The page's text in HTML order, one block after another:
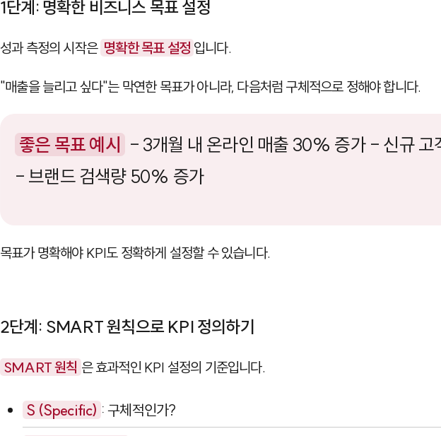
1단계: 명확한 비즈니스 목표 설정
성과 측정의 시작은 명확한 목표 설정 입니다.
"매출을 늘리고 싶다"는 막연한 목표가 아니라, 다음처럼 구체적으로 정해야 합니다.
좋은 목표 예시 - 3개월 내 온라인 매출 30% 증가 - 신규 고
- 브랜드 검색량 50% 증가
목표가 명확해야 KPI도 정확하게 설정할 수 있습니다.
2단계: SMART 원칙으로 KPI 정의하기
SMART 원칙 은 효과적인 KPI 설정의 기준입니다.
S (Specific) : 구체적인가?